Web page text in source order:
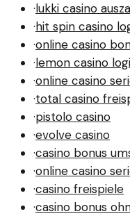
·lukki casino
·hit spin casino
·online casino
·lemon casino
·online casino
·total casino
·pistolo casino
·evolve casino
·casino bonus
·online casino
·casino freispiele
·casino bonus